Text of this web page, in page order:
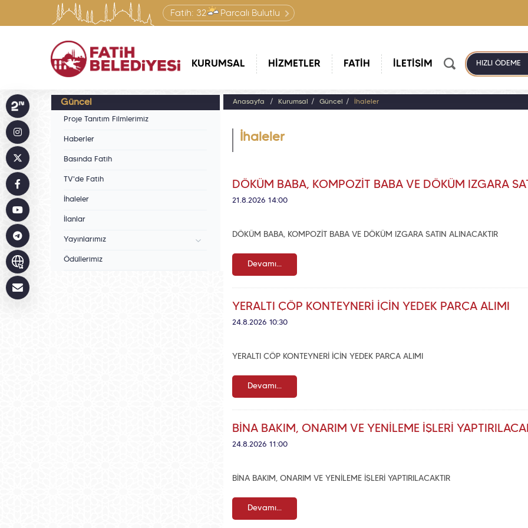
Fatih: 32 Parçalı Bulutlu
KURUMSAL HİZMETLER FATİH İLETİŞİM HIZLI ÖDEME
Güncel
Proje Tanıtım Filmlerimiz
Haberler
Basında Fatih
TV'de Fatih
İhaleler
İlanlar
Yayınlarımız
Ödüllerimiz
Anasayfa Kurumsal Güncel İhaleler
İhaleler
DÖKÜM BABA, KOMPOZİT BABA VE DÖKÜM IZGARA
21.8.2026 14:00
DÖKÜM BABA, KOMPOZİT BABA VE DÖKÜM IZGARA SATIN ALINACAKTIR
Devamı...
YERALTI ÇÖP KONTEYNERİ İÇİN YEDEK PARÇA ALIMI
24.8.2026 10:30
YERALTI ÇÖP KONTEYNERİ İÇİN YEDEK PARÇA ALIMI
Devamı...
BİNA BAKIM, ONARIM VE YENİLEME İŞLERİ
24.8.2026 11:00
BİNA BAKIM, ONARIM VE YENİLEME İŞLERİ YAPTIRILACAKTIR
Devamı...